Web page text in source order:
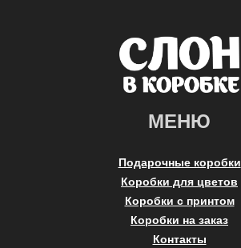
МЕНЮ
Подарочные коробки
Коробки для цветов
Коробки с принтом
Коробки на заказ
Контакты